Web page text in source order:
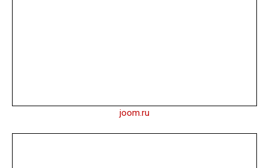
joom.ru